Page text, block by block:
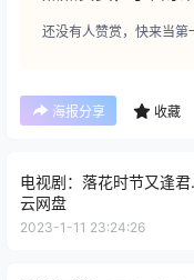
还没有人赞赏，快来当第
海报分享 收藏
电视剧：落花时节又逢
云网盘
2023-1-11 23:24:26